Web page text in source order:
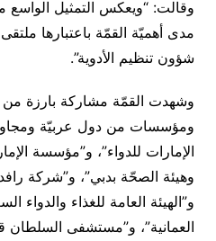
وقالت: “ويعكس التمثيل
مدى أهميّة القمّة باعتبارها
شؤون تنظيم الأدوية”.
وشهدت القمّة مشاركة بارزة من
ومؤسسات من دول عربيّة
الإمارات للدواء”، و”مؤسسة
وهيئة الصحّة بدبي”، و”شركة
و”الهيئة العامة للغذاء والدواء
العمانية”، و”مستشفى السلطان